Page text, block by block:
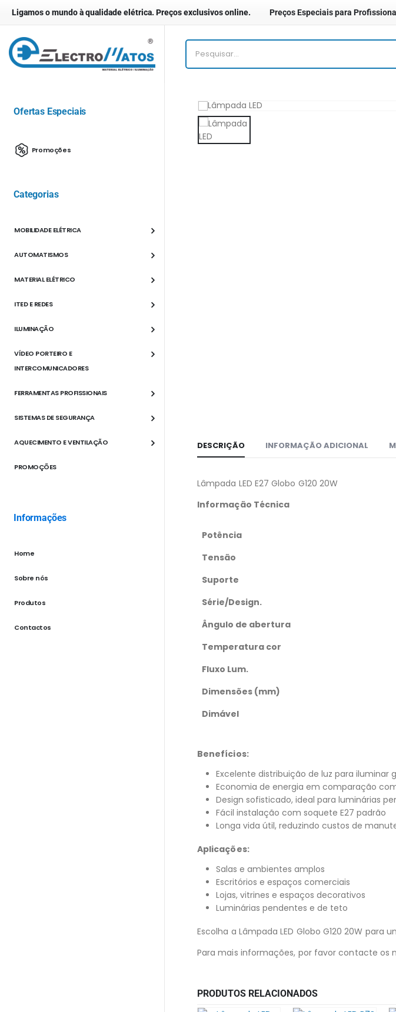
Ligamos o mundo à qualidade elétrica. Preços exclusivos online. Preços Especiais para
DESCRIÇÃO INFORMAÇÃO ADICIONAL
Lâmpada LED E27 Globo G120 20W
Informação Técnica
Potência
Tensão
Suporte
Série/Design.
Ângulo de abertura
Temperatura cor
Fluxo Lum.
Dimensões (mm)
Dimável
Benefícios:
Excelente distribuição de luz para iluminar
Economia de energia em comparação
Design sofisticado, ideal para luminárias
Fácil instalação com soquete E27 padrão
Longa vida útil, reduzindo custos de
Aplicações:
Salas e ambientes amplos
Escritórios e espaços comerciais
Lojas, vitrines e espaços decorativos
Luminárias pendentes e de teto
Escolha a Lâmpada LED Globo G120 20W
Para mais informações, por favor contacte os
PRODUTOS RELACIONADOS
Ofertas Especiais
Promoções
Categorias
MOBILIDADE ELÉTRICA
AUTOMATISMOS
MATERIAL ELÉTRICO
ITED E REDES
ILUMINAÇÃO
VÍDEO PORTEIRO E
INTERCOMUNICADORES
FERRAMENTAS PROFISSIONAIS
SISTEMAS DE SEGURANÇA
AQUECIMENTO E VENTILAÇÃO
PROMOÇÕES
Informações
Home
Sobre nós
Produtos
Contactos